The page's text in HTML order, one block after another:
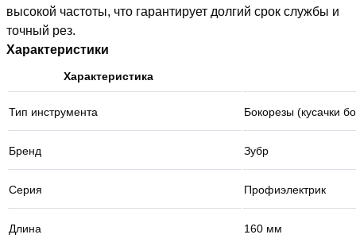
высокой частоты, что гарантирует долгий срок службы и
точный рез.
Характеристики
Характеристика
Тип инструмента Бокорезы (кусачки
Бренд Зубр
Серия Профиэлектрик
Длина 160 мм